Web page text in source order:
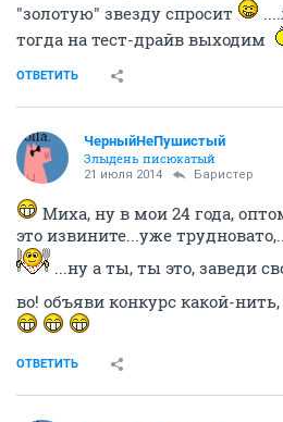
"золотую" звезду спросит
тогда на тест-драйв выходим
ОТВЕТИТЬ
ЧерныйНеПушистый
Злыдень писюкатый
21 июля 2014 Баристер
Миха, ну в мои 24 года,
это извините...уже
...ну а ты, ты это, заведи
во! объяви конкурс какой-
ОТВЕТИТЬ